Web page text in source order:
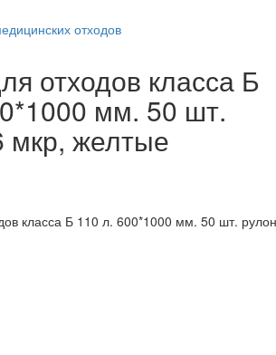
отходов
отходов класса Б
мм. 50 шт.
мкр, желтые